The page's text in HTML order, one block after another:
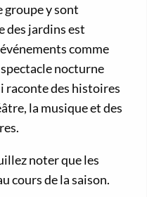
groupe y sont
des jardins est
comme
spectacle nocturne
raconte des histoires
la musique et des
noter que les
cours de la saison.